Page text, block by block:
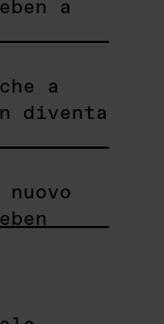
a
a
diventa